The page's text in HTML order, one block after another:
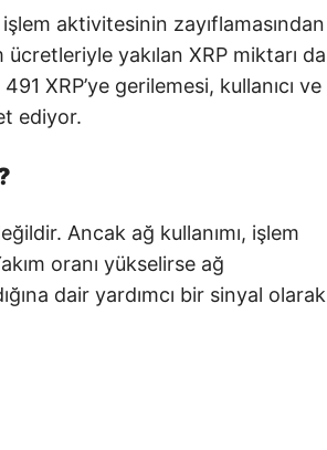
aktivitesinin zayıflamasından
ücretleriyle yakılan XRP miktarı da
XRP’ye gerilemesi, kullanıcı ve
ediyor.
Ancak ağ kullanımı, işlem
oranı yükselirse ağ
dair yardımcı bir sinyal olarak